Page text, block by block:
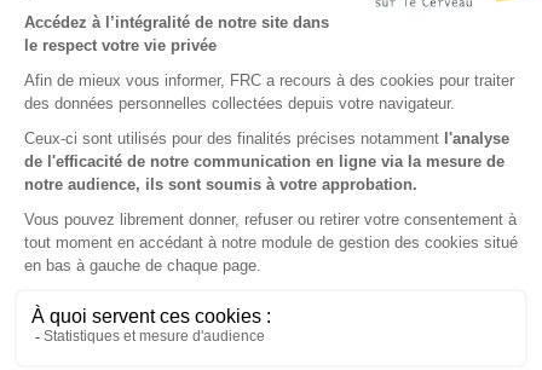
les réseaux sociaux
Partenaires & Mécènes